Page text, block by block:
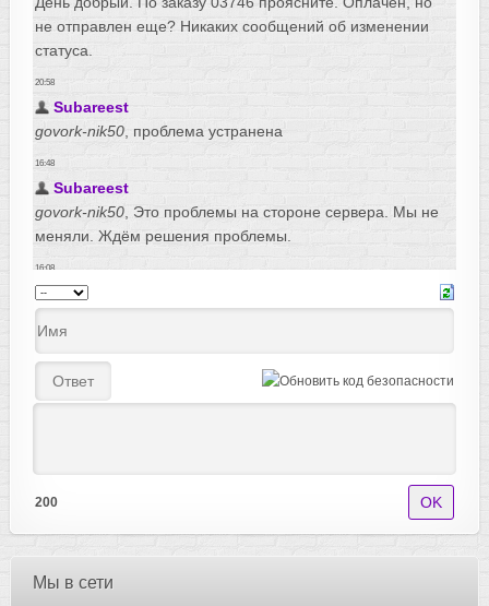
200
Мы в сети